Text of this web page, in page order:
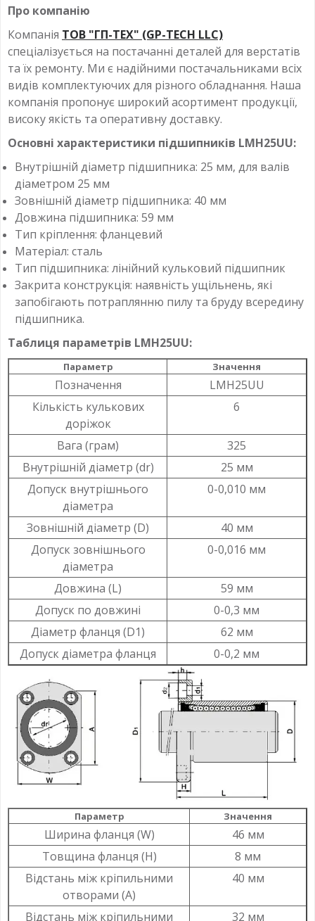
Про компанію
Компанія ТОВ "ГП-ТЕХ" (GP-TECH LLC)
спеціалізується на постачанні деталей для верстатів
та їх ремонту. Ми є надійними постачальниками всіх
видів комплектуючих для різного обладнання. Наша
компанія пропонує широкий асортимент продукції,
високу якість та оперативну доставку.
Основні характеристики підшипників LMH25UU:
Внутрішній діаметр підшипника: 25 мм, для валів
діаметром 25 мм
Зовнішній діаметр підшипника: 40 мм
Довжина підшипника: 59 мм
Тип кріплення: фланцевий
Матеріал: сталь
Тип підшипника: лінійний кульковий підшипник
Закрита конструкція: наявність ущільнень, які
запобігають потраплянню пилу та бруду всередину
підшипника.
Таблиця параметрів LMH25UU:
Параметр Значення
Позначення
LMH25UU
Кількість кулькових
доріжок
6
Вага (грам)
325
Внутрішній діаметр (dr)
25 мм
Допуск внутрішнього
діаметра
0-0,010 мм
Зовнішній діаметр (D)
40 мм
Допуск зовнішнього
діаметра
0-0,016 мм
Довжина (L)
59 мм
Допуск по довжині
0-0,3 мм
Діаметр фланця (D1)
62 мм
Допуск діаметра фланця
0-0,2 мм
Параметр Значення
Ширина фланця (W)
46 мм
Товщина фланця (Н)
8 мм
Відстань між кріпильними
отворами (A)
40 мм
Відстань між кріпильними 32 мм